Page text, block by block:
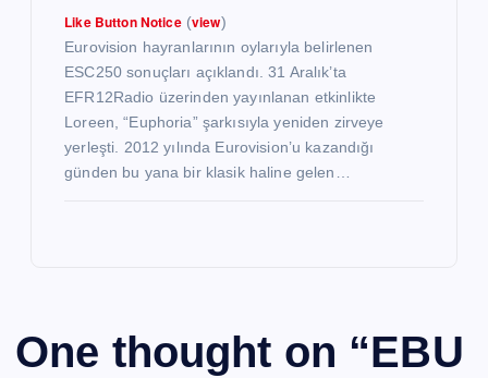
Like Button Notice(view)
Eurovision hayranlarının oylarıyla belirlenen
ESC250 sonuçları açıklandı. 31 Aralık’ta
EFR12Radio üzerinden yayınlanan etkinlikte
Loreen, “Euphoria” şarkısıyla yeniden zirveye
yerleşti. 2012 yılında Eurovision’u kazandığı
günden bu yana bir klasik haline gelen…
One thought on “EBU